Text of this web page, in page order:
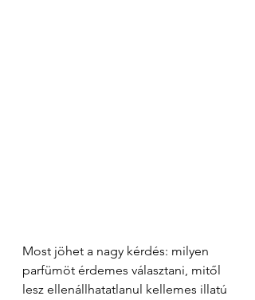
Most jöhet a nagy kérdés: milyen
parfümöt érdemes választani, mitől
lesz ellenállhatatlanul kellemes illatú